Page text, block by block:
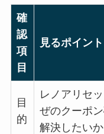
確
認
項
目
見るポイント
目
的
レノアリセ
ぜのクーポ
解決したいか